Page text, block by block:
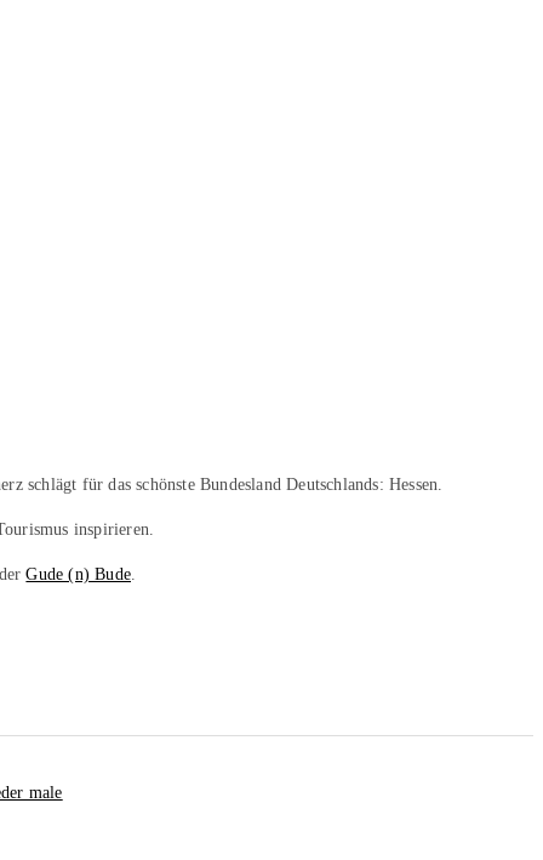
für das schönste Bundesland Deutschlands: Hessen.
inspirieren.
Gude (n) Bude